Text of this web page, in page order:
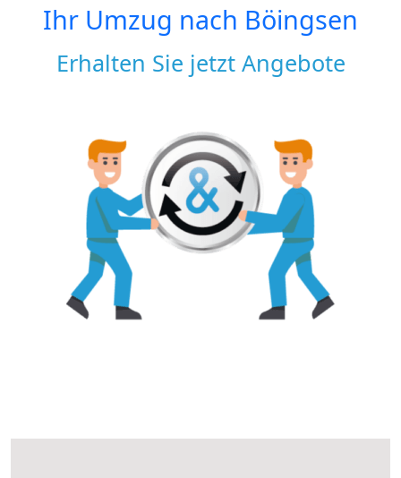
Ihr Umzug nach Böingsen
Erhalten Sie jetzt Angebote